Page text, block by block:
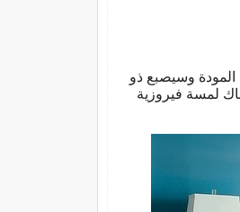
في 2009 في مجال المودة وسيصبع ذو
هناك لمسة فيروزية